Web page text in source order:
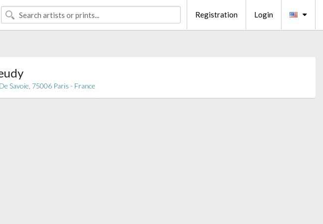
Registration Login
Savoie, 75006 Paris - France